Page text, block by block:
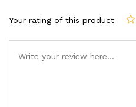
Your rating of this product